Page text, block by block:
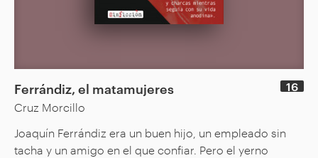
Ferrándiz, el matamujeres
Cruz Morcillo
16
Joaquín Ferrándiz era un buen hijo, un empleado sin
tacha y un amigo en el que confiar. Pero el yerno